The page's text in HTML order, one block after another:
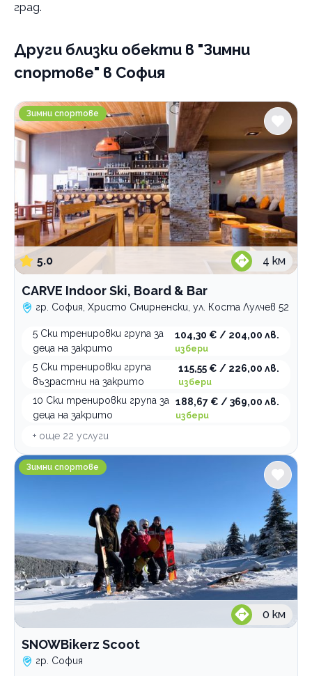
град.
Други близки обекти в "Зимни
спортове" в София
CARVE Indoor Ski, Board & Bar
Зимни спортове
5.0 4 км
CARVE Indoor Ski, Board & Bar
гр. София, Христо Смирненски, ул. Коста Лулчев 52
5 Ски тренировки група за
деца на закрито
104,30 € / 204,00 лв.
избери
5 Ски тренировки група
възрастни на закрито
115,55 € / 226,00 лв.
избери
10 Ски тренировки група за
деца на закрито
188,67 € / 369,00 лв.
избери
+ още 22 услуги
SNOWBikerz Scoot
Зимни спортове
0 км
SNOWBikerz Scoot
гр. София
Услуги
ски или сноуборд
Сервиз на ски и сноуборд оборудване
основен сервиз
пълен сервиз
топла вакса
Витоша
Ски уроци
в група
индивидуален
Сноуборд уроци
в група
индивидуален
Сноукайт уроци
в група
индивидуален
Категории
Бойни изкуства
Кондиционни тренировки
Групови тренировки
Шах
Танци
Фитнес
Катерене
Спортни лагери и програми
Спортна стрелба
Тенис на корт
Зимни спортове
Футбол
По домовете